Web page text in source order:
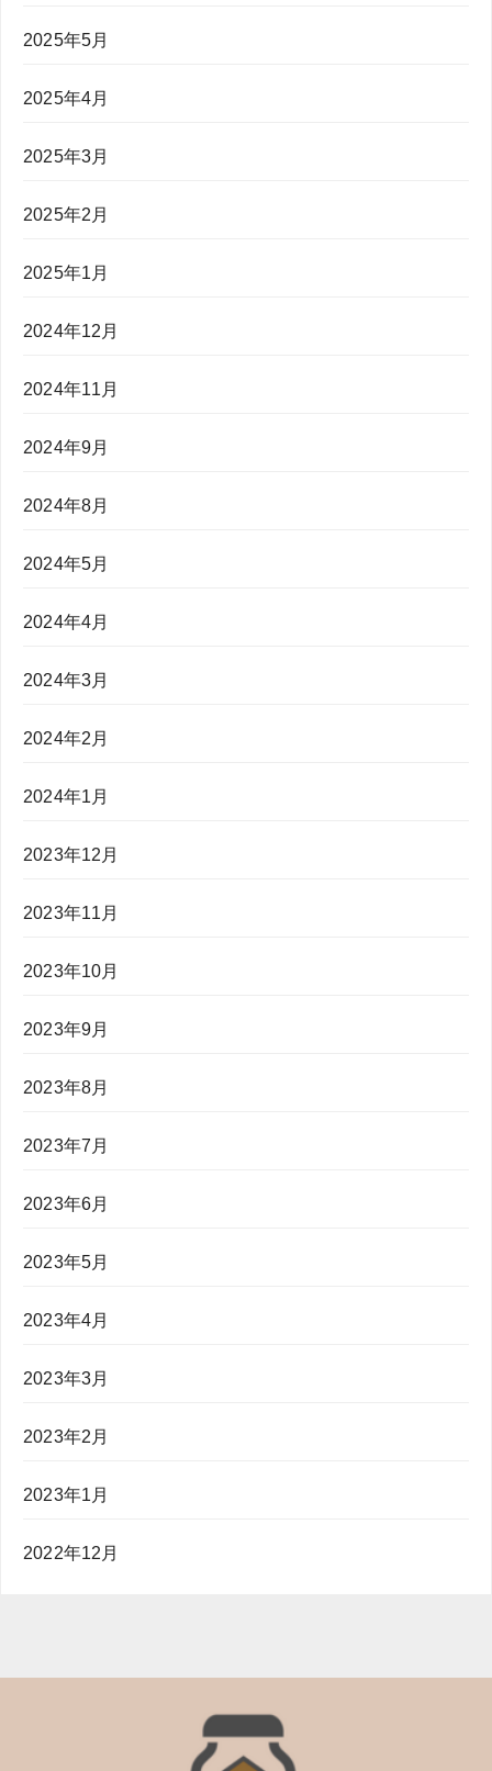
2025年5月
2025年4月
2025年3月
2025年2月
2025年1月
2024年12月
2024年11月
2024年9月
2024年8月
2024年5月
2024年4月
2024年3月
2024年2月
2024年1月
2023年12月
2023年11月
2023年10月
2023年9月
2023年8月
2023年7月
2023年6月
2023年5月
2023年4月
2023年3月
2023年2月
2023年1月
2022年12月